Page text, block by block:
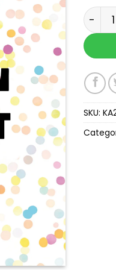
25
SKU: